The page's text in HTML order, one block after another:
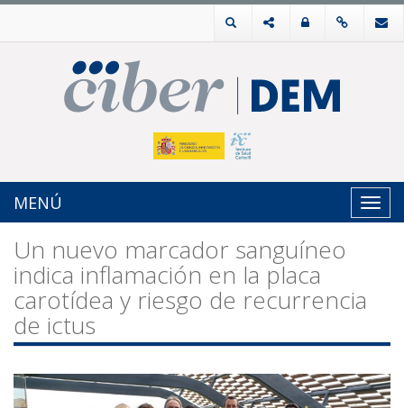
MENÚ
Un nuevo marcador sanguíneo
indica inflamación en la placa
carotídea y riesgo de recurrencia
de ictus